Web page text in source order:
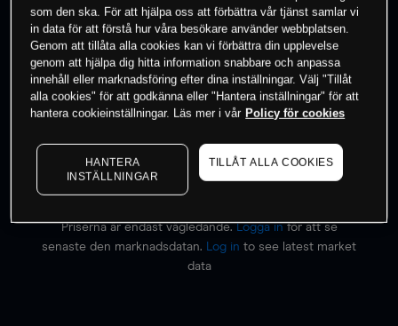
0% av kunderna har en position i detta
instrument
Börja handla
Priserna är endast vägledande.Logga inför att se
senaste den marknadsdatan.
Log in to see latest market
data
som den ska. För att hjälpa oss att förbättra vår tjänst samlar vi
in data för att förstå hur våra besökare använder webbplatsen.
Genom att tillåta alla cookies kan vi förbättra din upplevelse
genom att hjälpa dig hitta information snabbare och anpassa
innehåll eller marknadsföring efter dina inställningar. Välj "Tillåt
alla cookies" för att godkänna eller "Hantera inställningar" för att
hantera cookieinställningar. Läs mer i vår Policy för cookies
HANTERA
INSTÄLLNINGAR
TILLÅT ALLA COOKIES